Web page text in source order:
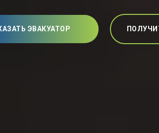
ЭВАКУАТОР